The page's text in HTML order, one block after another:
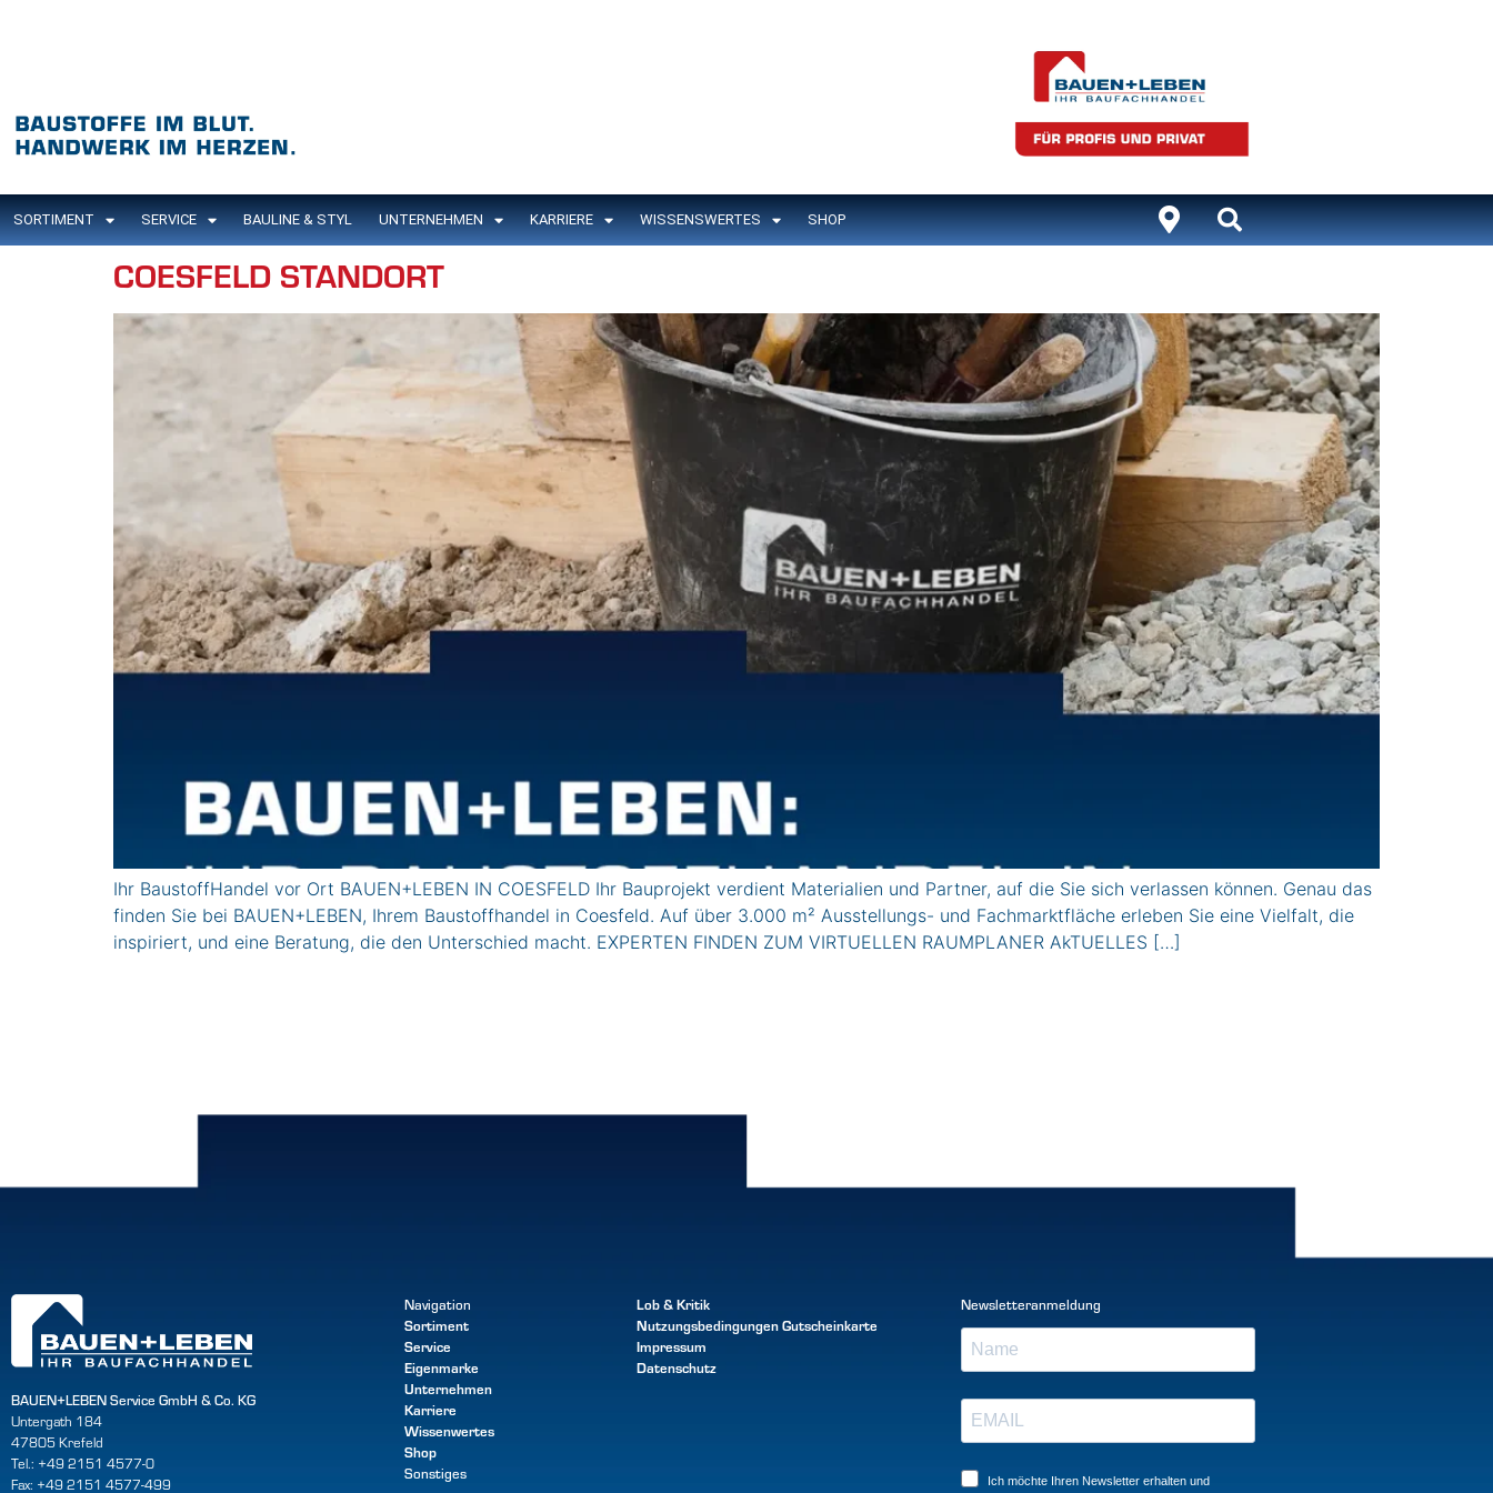
SORTIMENT SERVICE BAULINE & STYL UNTERNEHMEN KARRIERE WISSENSWERTES SHOP
COESFELD STANDORT
Ihr BaustoffHandel vor Ort BAUEN+LEBEN IN COESFELD Ihr Bauprojekt verdient Materialien und Partner, auf die Sie sich verlassen können. Genau das
finden Sie bei BAUEN+LEBEN, Ihrem Baustoffhandel in Coesfeld. Auf über 3.000 m² Ausstellungs- und Fachmarktfläche erleben Sie eine Vielfalt, die
inspiriert, und eine Beratung, die den Unterschied macht. EXPERTEN FINDEN ZUM VIRTUELLEN RAUMPLANER AkTUELLES […]
BAUEN+LEBEN Service GmbH & Co. KG
Untergath 184
47805 Krefeld
Tel.: +49 2151 4577-0
Fax: +49 2151 4577-499
Navigation
Sortiment
Service
Eigenmarke
Unternehmen
Karriere
Wissenwertes
Shop
Sonstiges
Lob & Kritik
NutzungsbedingungenGutscheinkarte
Impressum
Datenschutz
Newsletteranmeldung
Ich möchte Ihren Newsletter erhalten und